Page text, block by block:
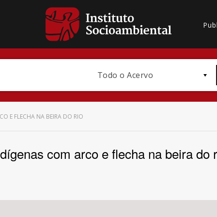
Todo o Acervo
E FLECHA NA BEIRA DO RIO
com arco e flecha na beira do